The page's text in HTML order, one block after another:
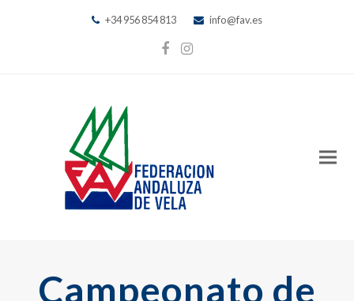
+34 956 854 813 info@fav.es
Facebook
Instagram
Campeonato de